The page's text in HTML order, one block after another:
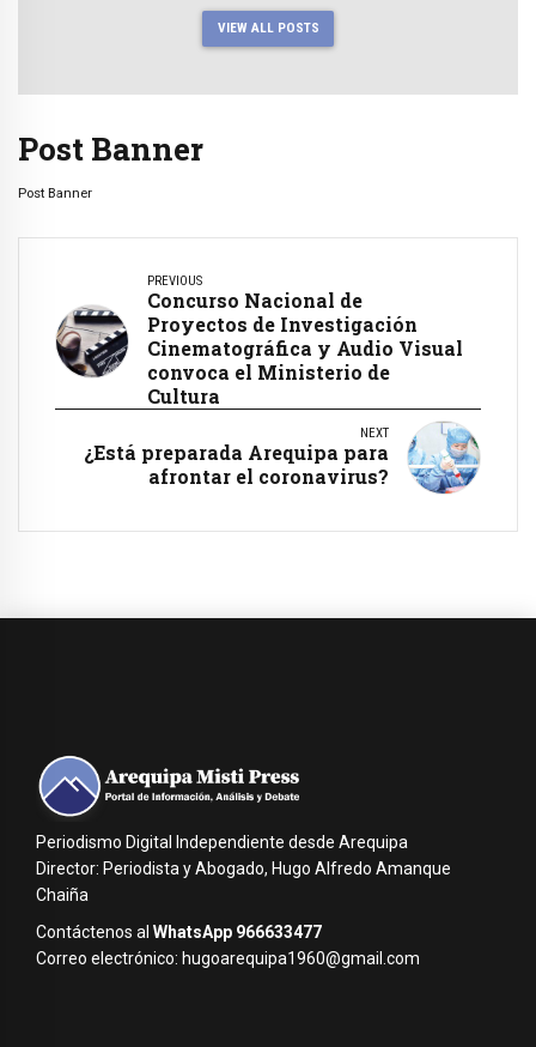
VIEW ALL POSTS
Post Banner
Post Banner
PREVIOUS
Concurso Nacional de
Proyectos de Investigación
Cinematográfica y Audio Visual
convoca el Ministerio de
Cultura
NEXT
¿Está preparada Arequipa para
afrontar el coronavirus?
Periodismo Digital Independiente desde Arequipa
Director: Periodista y Abogado, Hugo Alfredo Amanque
Chaiña
Contáctenos al WhatsApp 966633477
Correo electrónico: hugoarequipa1960@gmail.com